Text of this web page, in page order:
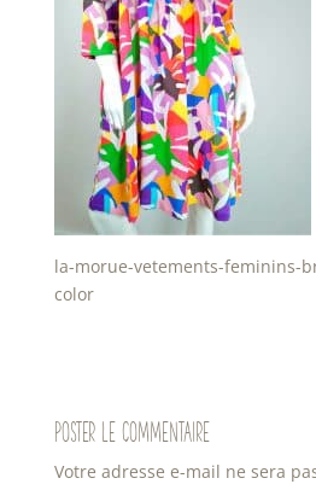
la-morue-vetements-feminins-
color
Poster le commentaire
Votre adresse e-mail ne sera